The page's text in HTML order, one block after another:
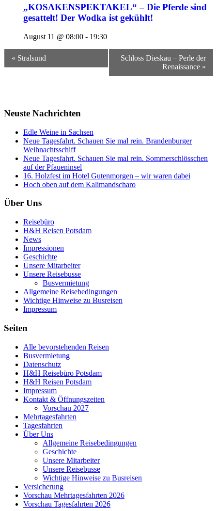
„KOSAKENSPEKTAKEL“ – Die Pferde sind
gesattelt! Der Wodka ist gekühlt!
August 11 @ 08:00 - 19:30
Veranstaltungsnavigation
« Stralsund
Schloss Dieskau – Perle der
Renaissance »
Neuste Nachrichten
Edle Weine in Sachsen
Neue Tagesfahrt. Schauen Sie mal rein. Brandenburger
Weihnachtsschiff
Neue Tagesfahrt. Schauen Sie mal rein. Sommerschlösschen
auf der Pfaueninsel
16. Holzfest im Hotel Gutenmorgen – wir waren dabei
Hoch oben auf dem Kalimandscharo
Über Uns
Reisebüro
H&H Reisen Potsdam
News
Impressionen
Geschichte
Unsere Mitarbeiter
Unsere Reisebusse
Busvermietung
Allgemeine Reisebedingungen
Wichtige Hinweise zu Busreisen
Impressum
Seiten
Alle bevorstehenden Reisen
Busvermietung
Datenschutz
H&H Reisebüro Potsdam
H&H Reisen Potsdam
Impressum
Kontakt & Öffnungszeiten
Vorschau 2027
Mehrtagesfahrten
Tagesfahrten
Über Uns
Allgemeine Reisebedingungen
Geschichte
Unsere Mitarbeiter
Unsere Reisebusse
Wichtige Hinweise zu Busreisen
Versicherung
Vorschau Mehrtagesfahrten 2026
Vorschau Tagesfahrten 2026